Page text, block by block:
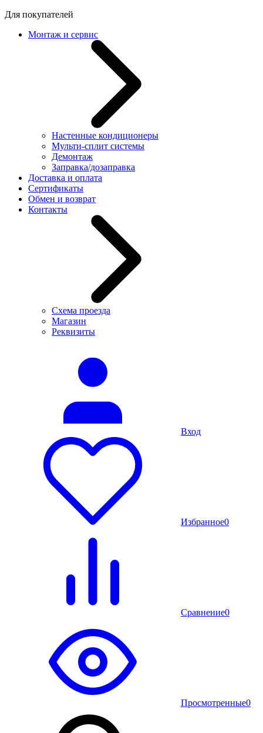
Для покупателей
Монтаж и сервис
Настенные кондиционеры
Мульти-сплит системы
Демонтаж
Заправка/дозаправка
Доставка и оплата
Сертификаты
Обмен и возврат
Контакты
Схема проезда
Магазин
Реквизиты
Вход
Избранное0
Сравнение0
Просмотренные0